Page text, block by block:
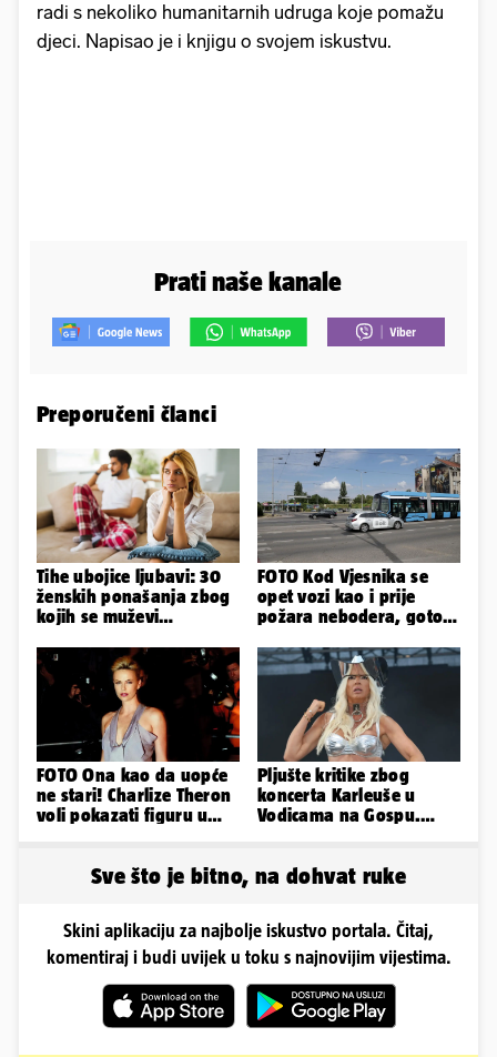
radi s nekoliko humanitarnih udruga koje pomažu
djeci. Napisao je i knjigu o svojem iskustvu.
Prati naše kanale
Preporučeni članci
Tihe ubojice ljubavi: 30
ženskih ponašanja zbog
kojih se muževi
FOTO Kod Vjesnika se
opet vozi kao i prije
požara nebodera, gotovi
FOTO Ona kao da uopće
ne stari! Charlize Theron
voli pokazati figuru u
Pljušte kritike zbog
koncerta Karleuše u
Vodicama na Gospu.
Sve što je bitno, na dohvat ruke
Skini aplikaciju za najbolje iskustvo portala. Čitaj,
komentiraj i budi uvijek u toku s najnovijim vijestima.